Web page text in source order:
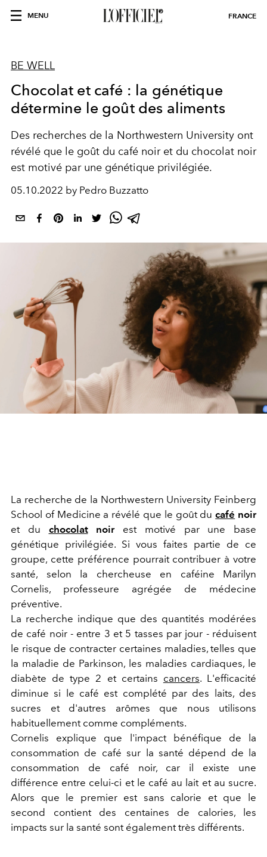
MENU FRANCE
BE WELL
Chocolat et café : la génétique
détermine le goût des aliments
Des recherches de la Northwestern University ont
révélé que le goût du café noir et du chocolat noir
est motivé par une génétique privilégiée.
05.10.2022 by Pedro Buzzatto
La recherche de la Northwestern University Feinberg
School of Medicine a révélé que le goût ducafé noir
et du chocolatnoir est motivé par une base
génétique privilégiée. Si vous faites partie de ce
groupe, cette préférence pourrait contribuer à votre
santé, selon la chercheuse en caféine Marilyn
Cornelis, professeure agrégée de médecine
préventive.
La recherche indique que des quantités modérées
de café noir - entre 3 et 5 tasses par jour - réduisent
le risque de contracter certaines maladies, telles que
la maladie de Parkinson, les maladies cardiaques, le
diabète de type 2 et certains cancers. L'efficacité
diminue si le café est complété par des laits, des
sucres et d'autres arômes que nous utilisons
habituellement comme compléments.
Cornelis explique que l'impact bénéfique de la
consommation de café sur la santé dépend de la
consommation de café noir, car il existe une
différence entre celui-ci et le café au lait et au sucre.
Alors que le premier est sans calorie et que le
second contient des centaines de calories, les
impacts sur la santé sont également très différents.